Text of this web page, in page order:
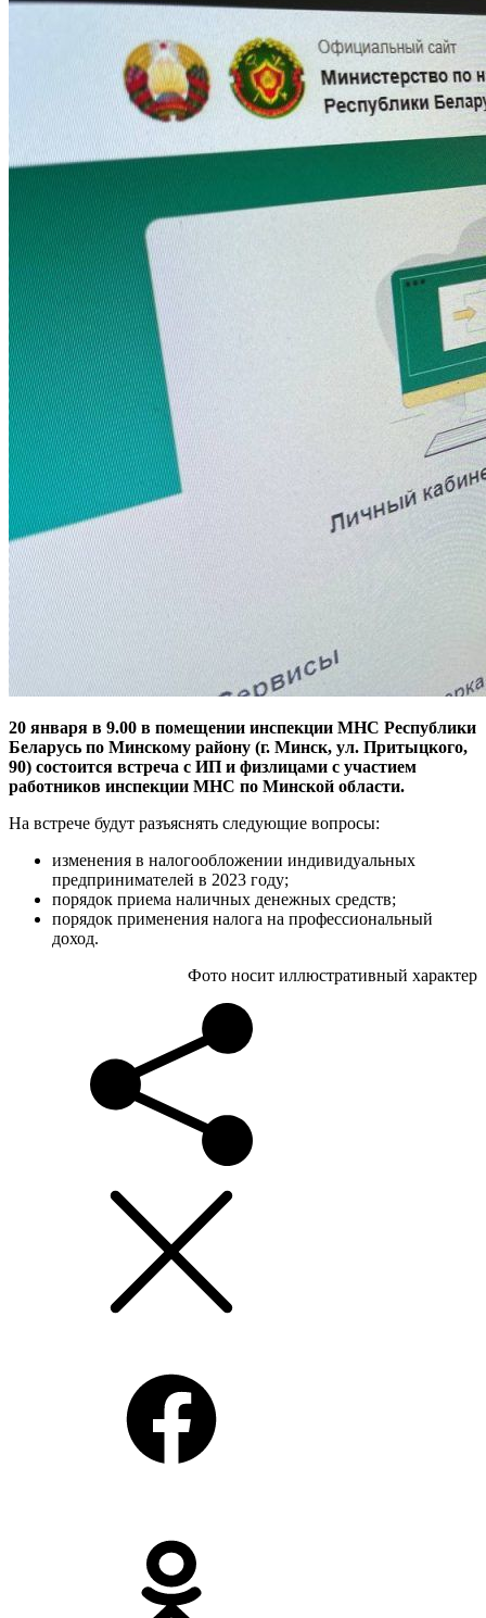
20 января в 9.00 в помещении инспекции МНС Республики
Беларусь по Минскому району (г. Минск, ул. Притыцкого,
90) состоится встреча с ИП и физлицами с участием
работников инспекции МНС по Минской области.
На встрече будут разъяснять следующие вопросы:
изменения в налогообложении индивидуальных
предпринимателей в 2023 году;
порядок приема наличных денежных средств;
порядок применения налога на профессиональный
доход.
Фото носит иллюстративный характер